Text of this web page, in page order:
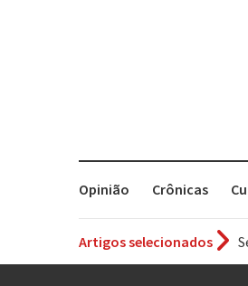
Opinião Crônicas
Artigos selecionados